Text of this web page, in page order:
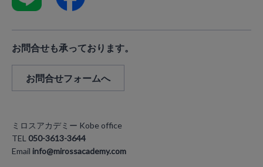
お問合せも承っております。
お問合せフォームへ
ミロスアカデミー Kobe office
TEL 050-3613-3644
Emailinfo@mirossacademy.com